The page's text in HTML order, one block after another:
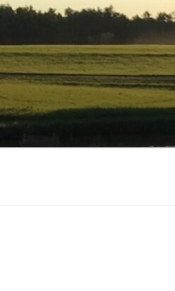
Zum
springen